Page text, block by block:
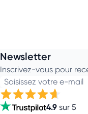
Newsletter
Inscrivez-vous pour
Saisissez votre e-mail
4.9 sur 5